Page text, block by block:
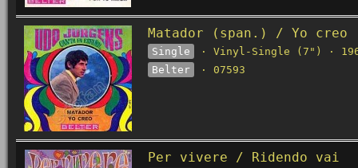
Matador (span.) / Yo creo
Single
· Vinyl-Single (7") ·
Belter
· 07593
Per vivere / Ridendo vai